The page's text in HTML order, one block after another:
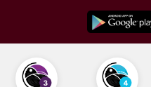
content